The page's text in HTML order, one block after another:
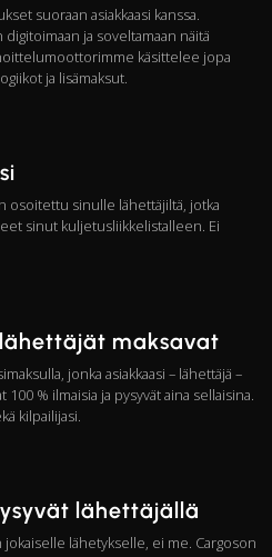
suoraan asiakkaasi kanssa.
ja soveltamaan näitä
käsittelee jopa
ja lisämaksut.
osoitettu sinulle lähettäjiltä, jotka
sinut kuljetusliikkelistalleen. Ei
lähettäjät maksavat
jonka asiakkaasi – lähettäjä –
% ilmaisia ja pysyvät aina sellaisina.
kilpailijasi.
lähettäjällä
lähetykselle, ei me. Cargoson